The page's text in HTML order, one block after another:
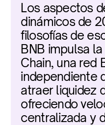
Los aspectos
dinámicos de
filosofías de
BNB impulsa
Chain, una red
independiente
atraer liquidez
ofreciendo
centralizada y